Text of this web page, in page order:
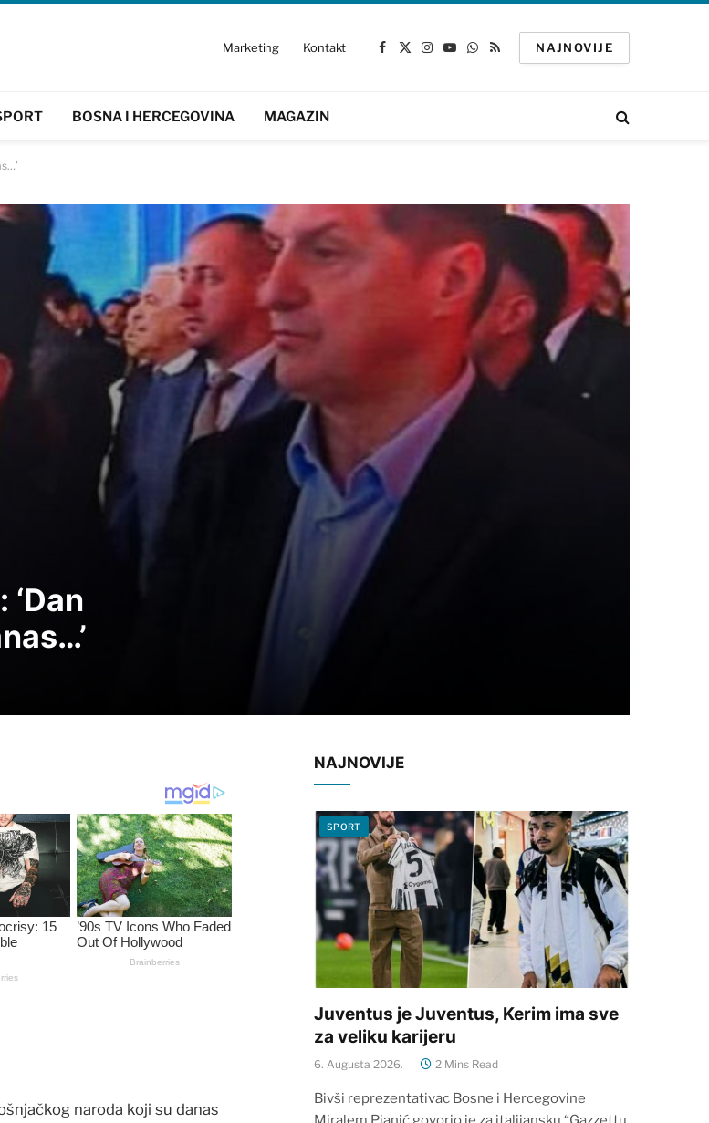
Marketing Kontakt
Facebook
X
Instagram
YouTube
WhatsApp
RSS
NAJNOVIJE
BOSNA I HERCEGOVINA MAGAZIN
naroda koji su danas
NAJNOVIJE
SPORT
Juventus je Juventus, Kerim ima sve
za veliku karijeru
6. Augusta 2026. 2 Mins Read
Bivši reprezentativac Bosne i Hercegovine